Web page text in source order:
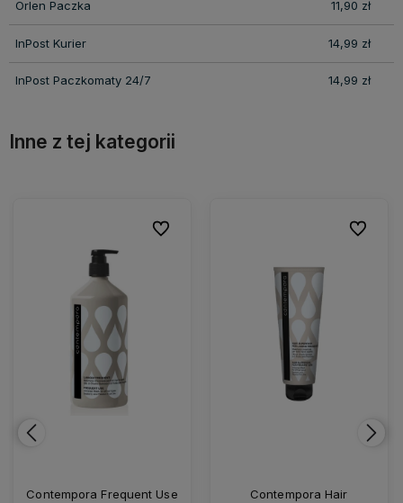
Orlen Paczka 11,90 zł
InPost Kurier 14,99 zł
InPost Paczkomaty 24/7 14,99 zł
Inne z tej kategorii
Contempora Frequent Use
Do ulubionych
Do ulubionych
Contempora Hair
Do
Do